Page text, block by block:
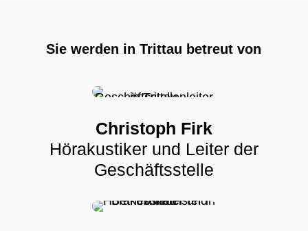
Sie werden in Trittau betreut von
Christoph Firk
Hörakustiker und Leiter der
Geschäftsstelle